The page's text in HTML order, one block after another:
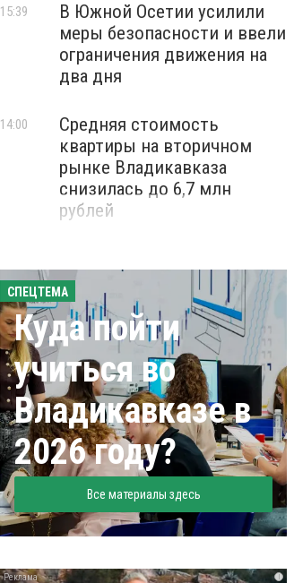
В Южной Осетии усилили
меры безопасности и ввели
ограничения движения на
два дня
15:39
Средняя стоимость
квартиры на вторичном
рынке Владикавказа
снизилась до 6,7 млн
рублей
14:00
СПЕЦТЕМА
Куда пойти
учиться во
Владикавказе в
2026 году?
Все материалы здесь
i